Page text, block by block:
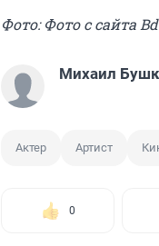
Фото: Фото с сайта
Михаил
Актер Артист
0